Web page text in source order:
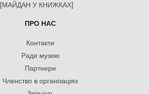
[МАЙДАН У КНИЖКАХ]
ПРО НАС
Контакти
Ради музею
Партнери
Членство в організаціях